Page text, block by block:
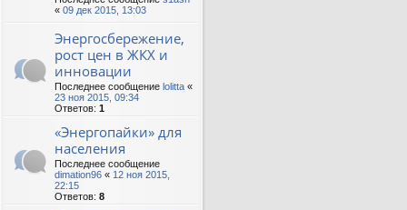
« 09 дек 2015, 13:03
Энергосбережение,
рост цен в ЖКХ и
инновации
Последнее сообщение lolitta «
23 ноя 2015, 09:34
Ответов: 1
«Энергопайки» для
населения
Последнее сообщение
dimation96 « 12 ноя 2015,
22:15
Ответов: 8